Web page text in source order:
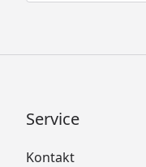
Service
Kontakt